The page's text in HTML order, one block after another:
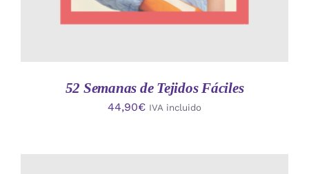
52 Semanas de Tejidos Fáciles
44,90€ IVA incluido